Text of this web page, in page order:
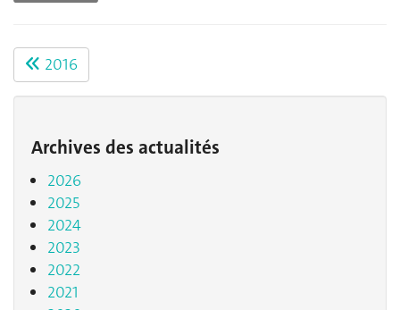
2016
Archives des actualités
2026
2025
2024
2023
2022
2021